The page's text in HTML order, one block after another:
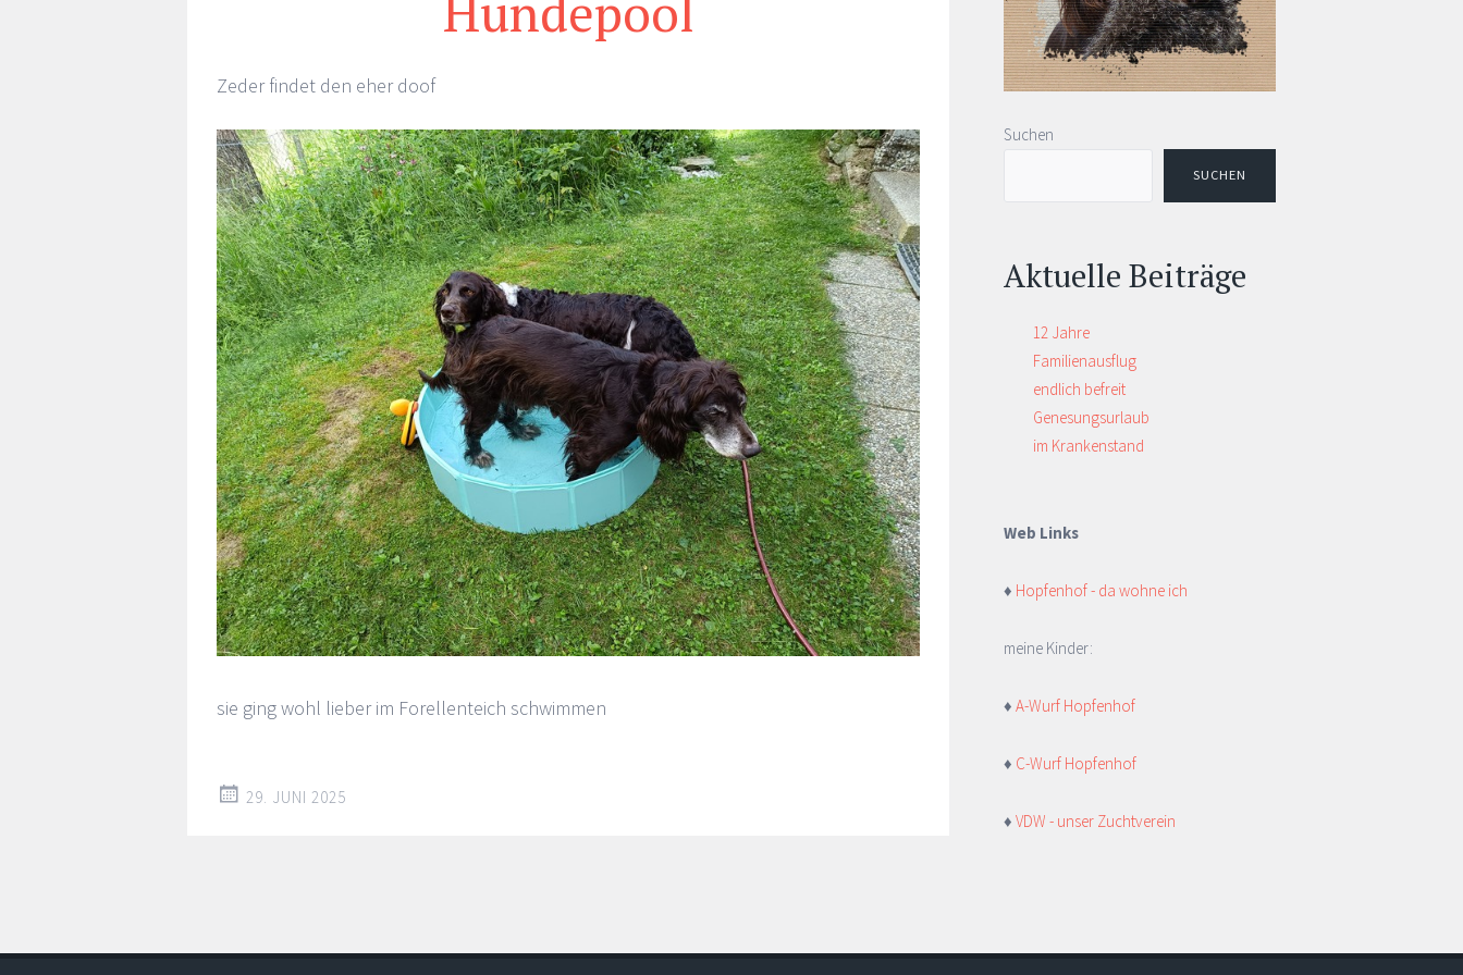
Zeder findet den eher doof
sie ging wohl lieber im Forellenteich schwimmen
29. JUNI 2025
Suchen
SUCHEN
Aktuelle Beiträge
12 Jahre
Familienausflug
endlich befreit
Genesungsurlaub
im Krankenstand
Web Links
♦ Hopfenhof - da wohne ich
meine Kinder:
♦ A-Wurf Hopfenhof
♦ C-Wurf Hopfenhof
♦ VDW - unser Zuchtverein